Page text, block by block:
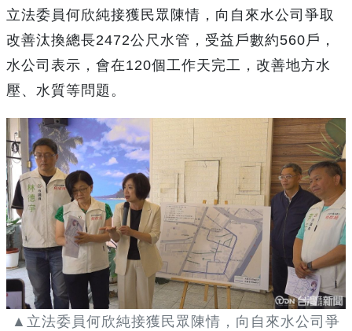
立法委員何欣純接獲民眾陳情，向自來水公司爭取
改善汰換總長2472公尺水管，受益戶數約560戶，
水公司表示，會在120個工作天完工，改善地方水
壓、水質等問題。
▲立法委員何欣純接獲民眾陳情，向自來水公司爭